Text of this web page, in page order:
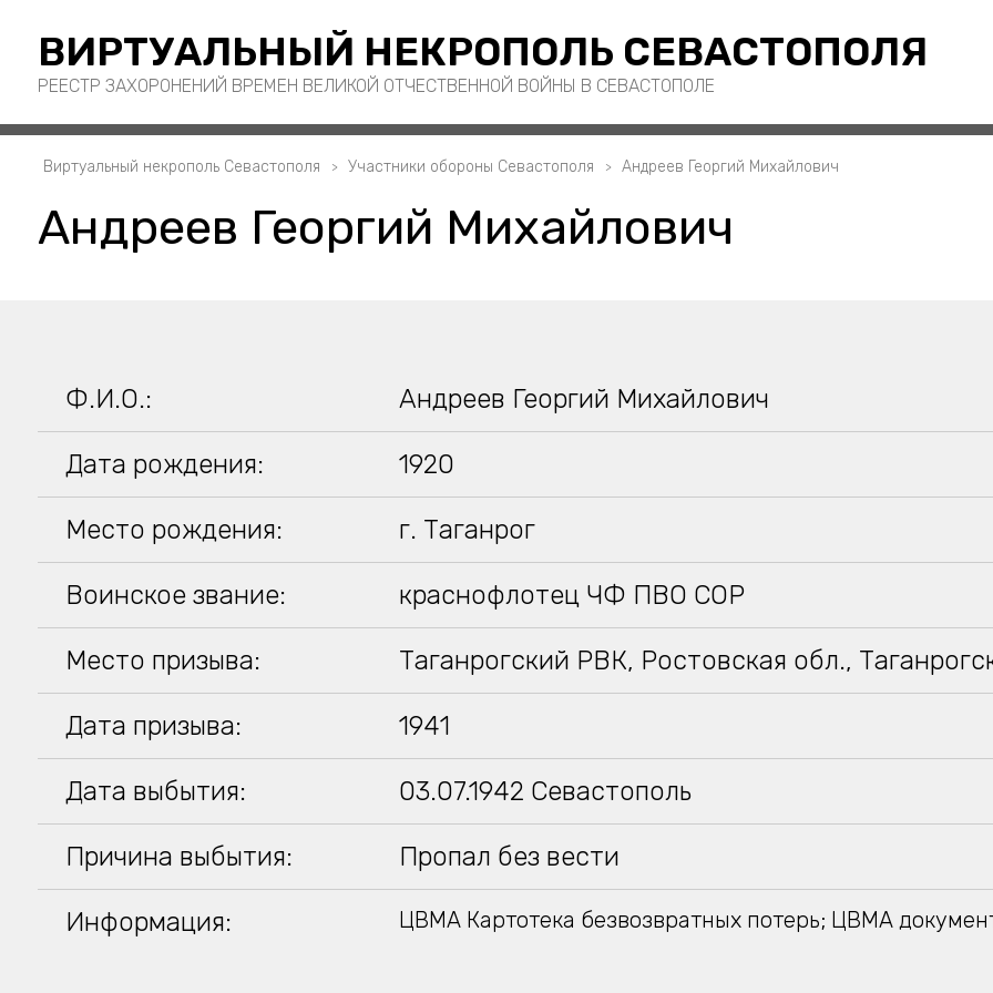
ВИРТУАЛЬНЫЙ НЕКРОПОЛЬ СЕВАСТОПОЛЯ
РЕЕСТР ЗАХОРОНЕНИЙ ВРЕМЕН ВЕЛИКОЙ ОТЧЕСТВЕННОЙ ВОЙНЫ В СЕВАСТОПОЛЕ
Виртуальный некрополь Севастополя Участники обороны Севастополя Андреев Георгий Михайлович
Андреев Георгий Михайлович
Ф.И.О.: Андреев Георгий Михайлович
Дата рождения: 1920
Место рождения: г. Таганрог
Воинское звание: краснофлотец ЧФ ПВО СОР
Место призыва: Таганрогский РВК, Ростовская обл.,
Дата призыва: 1941
Дата выбытия: 03.07.1942 Севастополь
Причина выбытия: Пропал без вести
Информация: ЦВМА Картотека безвозвратных потерь; ЦВМА